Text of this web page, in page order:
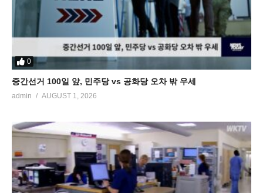
0
중간선거 100일 앞, 민주당 vs 공화당 오차 밖 우세
admin AUGUST 1, 2026